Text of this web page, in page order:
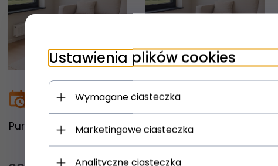
Purmo Ventil Compact
CV22 200x900
Purmo Ventil Compact
Ustawienia plików cookies
Wymagane ciasteczka
Marketingowe ciasteczka
Analityczne ciasteczka